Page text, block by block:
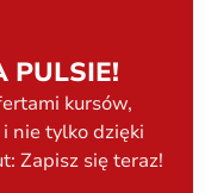
PULSIE!
kursów,
nie tylko dzięki
Zapisz się teraz!